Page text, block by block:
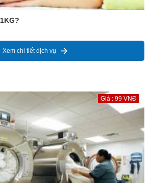
Xem chi tiết dịch vụ
Giá : 99 VNĐ